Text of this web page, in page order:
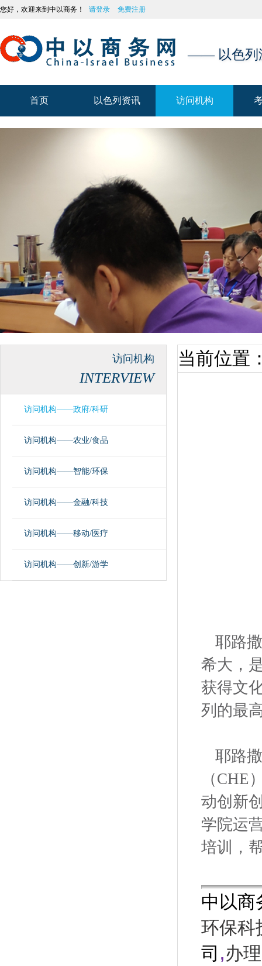
您好，欢迎来到中以商务！ 请登录 免费注册
—— 以色列
首页 以色列资讯 访问机构
访问机构
INTERVIEW
访问机构——政府/科研
访问机构——农业/食品
访问机构——智能/环保
访问机构——金融/科技
访问机构——移动/医疗
访问机构——创新/游学
当前位置
耶路
希大，
获得文
列的最
耶路
（
动创新
学院运
培训，
中以商
环保科
司 ,办